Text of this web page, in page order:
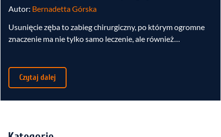
Autor: Bernadetta Górska
Usunięcie zęba to zabieg chirurgiczny, po którym ogromne
znaczenie ma nie tylko samo leczenie, ale również…
Czytaj dalej